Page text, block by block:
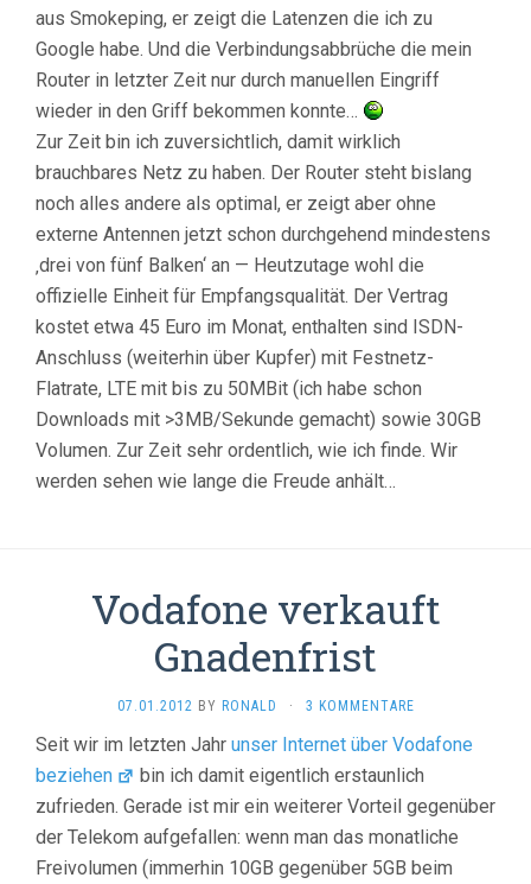
aus Smokeping, er zeigt die Latenzen die ich zu
Google habe. Und die Verbindungsabbrüche die mein
Router in letzter Zeit nur durch manuellen Eingriff
wieder in den Griff bekommen konnte…
Zur Zeit bin ich zuversichtlich, damit wirklich
brauchbares Netz zu haben. Der Router steht bislang
noch alles andere als optimal, er zeigt aber ohne
externe Antennen jetzt schon durchgehend mindestens
‚drei von fünf Balken‘ an — Heutzutage wohl die
offizielle Einheit für Empfangsqualität. Der Vertrag
kostet etwa 45 Euro im Monat, enthalten sind ISDN-
Anschluss (weiterhin über Kupfer) mit Festnetz-
Flatrate, LTE mit bis zu 50MBit (ich habe schon
Downloads mit >3MB/Sekunde gemacht) sowie 30GB
Volumen. Zur Zeit sehr ordentlich, wie ich finde. Wir
werden sehen wie lange die Freude anhält…
Vodafone verkauft
Gnadenfrist
07.01.2012 BY RONALD · 3 KOMMENTARE
Seit wir im letzten Jahr unser Internet über Vodafone
beziehen
bin ich damit eigentlich erstaunlich
zufrieden. Gerade ist mir ein weiterer Vorteil gegenüber
der Telekom aufgefallen: wenn man das monatliche
Freivolumen (immerhin 10GB gegenüber 5GB beim